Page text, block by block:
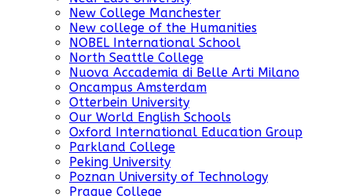
New College Manchester
New college of the Humanities
NOBEL International School
North Seattle College
Nuova Accademia di Belle Arti Milano
Oncampus Amsterdam
Otterbein University
Our World English Schools
Oxford International Education Group
Parkland College
Peking University
Poznan University of Technology
Prague College